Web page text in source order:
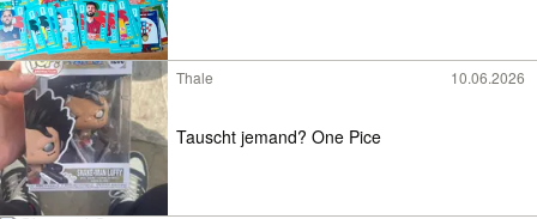
Thale 10.06.2026
Tauscht jemand? One Pice